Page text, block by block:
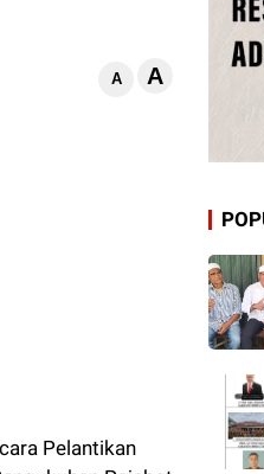
A A
Pelantikan